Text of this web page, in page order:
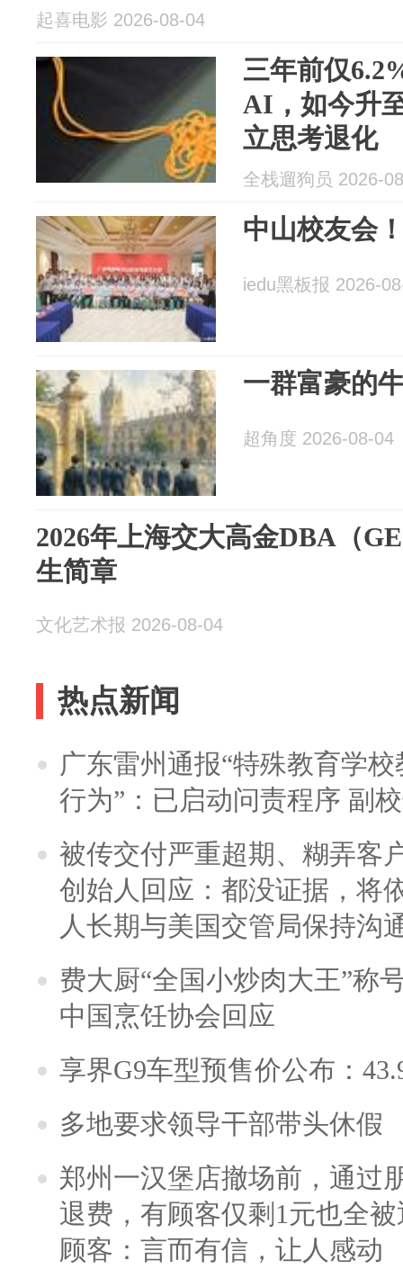
起喜电影 2026-08-04
三年前仅
AI，如今升
立思考退化
全栈遛狗员 2026-
中山校友会
iedu黑板报 2026-
一群富豪的
超角度 2026-08-04
2026年上海交大高金DBA（
生简章
文化艺术报 2026-08-04
热点新闻
广东雷州通报“特殊教育学
行为”：已启动问责程序 副
被传交付严重超期、糊弄客
创始人回应：都没证据，将
人长期与美国交管局保持沟
费大厨“全国小炒肉大王”称
中国烹饪协会回应
享界G9车型预售价公布：
多地要求领导干部带头休假
郑州一汉堡店撤场前，通过
退费，有顾客仅剩1元也全
顾客：言而有信，让人感动